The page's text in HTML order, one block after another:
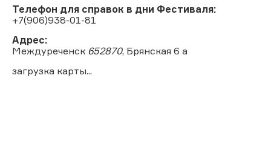
Телефон для справок в дни Фестиваля:
+7(906)938-01-81
Адрес:
Междуреченск 652870, Брянская 6 а
загрузка карты...